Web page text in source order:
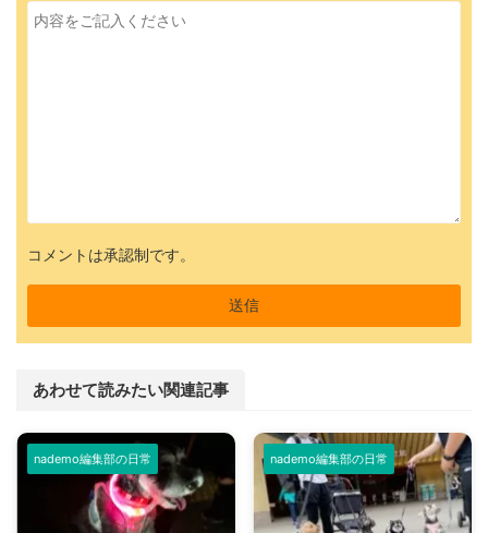
コメントは承認制です。
あわせて読みたい関連記事
nademo編集部の日常 nademo編集部の日常